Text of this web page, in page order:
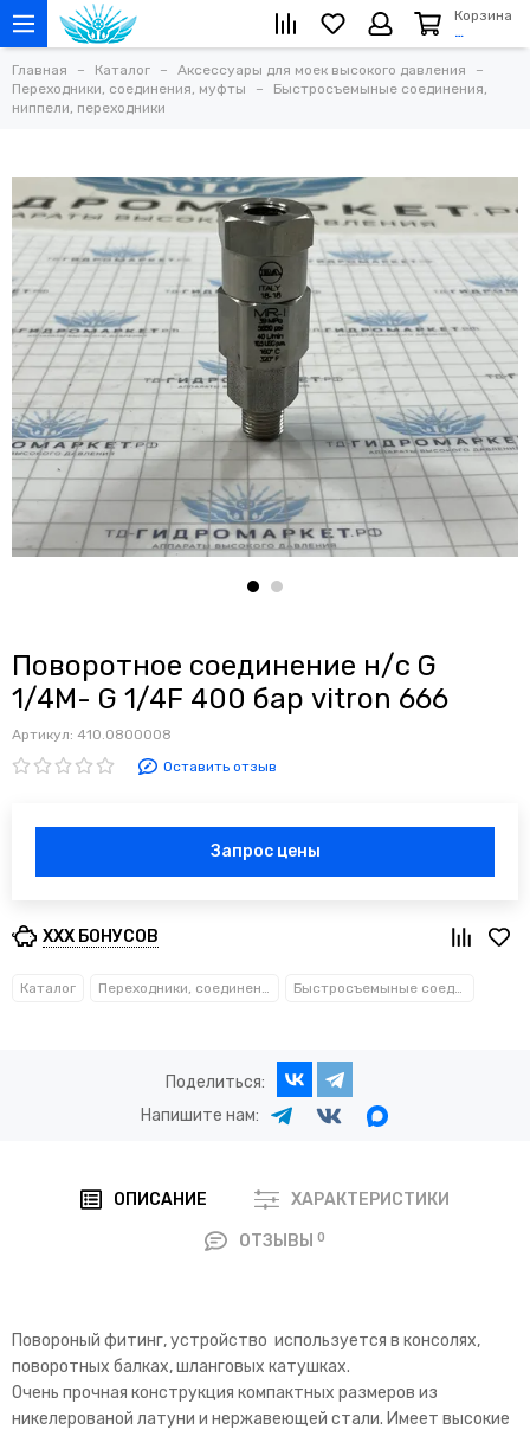
Корзина
…
Главная Каталог
Аксессуары для моек высокого давления
Переходники, соединения, муфты
Быстросъемыные соединения,
ниппели, переходники
Поворотное соединение н/с G
1/4M- G 1/4F 400 бар vitron 666
Артикул: 410.0800008
Оставить отзыв
Запрос цены
XXX БОНУСОВ
Каталог Переходники, соединения, муфты Быстросъемыные соединения, ниппели, переходники
Поделиться:
Напишите нам:
ОПИСАНИЕ ХАРАКТЕРИСТИКИ
ОТЗЫВЫ 0
Повороный фитинг, устройство используется в консолях,
поворотных балках, шланговых катушках.
Очень прочная конструкция компактных размеров из
никелерованой латуни и нержавеющей стали. Имеет высокие